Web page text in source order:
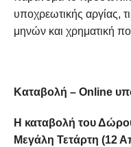
υποχρεωτικής αργίας,
μηνών και χρηματική
Καταβολή – Online
Η καταβολή του
Μεγάλη Τετάρτη (12